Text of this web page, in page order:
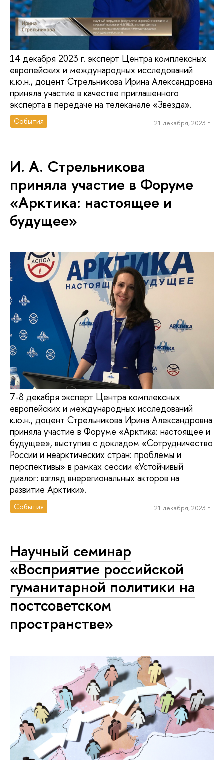
14 декабря 2023 г. эксперт Центра комплексных
европейских и международных исследований
к.ю.н., доцент Стрельникова Ирина Александровна
приняла участие в качестве приглашенного
эксперта в передаче на телеканале «Звезда».
События 21 декабря, 2023 г.
И. А. Стрельникова
приняла участие в Форуме
«Арктика: настоящее и
будущее»
7-8 декабря эксперт Центра комплексных
европейских и международных исследований
к.ю.н., доцент Стрельникова Ирина Александровна
приняла участие в Форуме «Арктика: настоящее и
будущее», выступив с докладом «Сотрудничество
России и неарктических стран: проблемы и
перспективы» в рамках сессии «Устойчивый
диалог: взгляд внерегиональных акторов на
развитие Арктики».
События 21 декабря, 2023 г.
Научный семинар
«Восприятие российской
гуманитарной политики на
постсоветском
пространстве»